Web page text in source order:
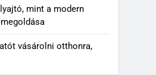
mint a modern
vásárolni otthonra,
jelenthet, ha álmodban